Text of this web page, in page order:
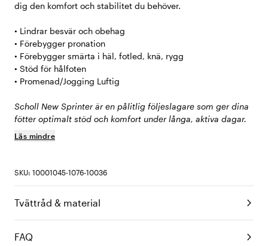
dig den komfort och stabilitet du behöver.
• Lindrar besvär och obehag
• Förebygger pronation
• Förebygger smärta i häl, fotled, knä, rygg
• Stöd för hålfoten
• Promenad/Jogging Luftig
Scholl New Sprinter är en pålitlig följeslagare som ger dina
fötter optimalt stöd och komfort under långa, aktiva dagar.
Läs mindre
SKU: 10001045-1076-10036
Tvättråd & material
FAQ